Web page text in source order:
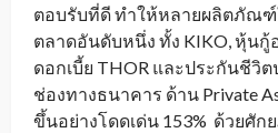
ตอบรับที่ดี ทำให้หลายผลิตภัณ
ตลาดอันดับหนึ่ง ทั้ง KIKO, หุ้นกู้
ดอกเบี้ย THOR และประกันชีวิ
ช่องทางธนาคาร ด้าน Private
ขึ้นอย่างโดดเด่น 153% ด้วยศัก